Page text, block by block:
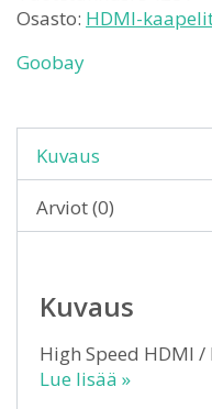
Osasto: HDMI-
Goobay
Kuvaus
Arviot (0)
Kuvaus
High Speed HDMI
Lue lisää »